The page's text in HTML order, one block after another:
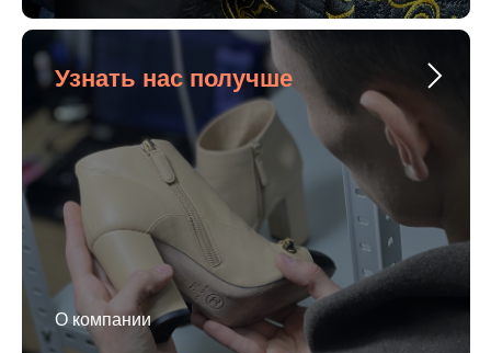
Узнать нас получше
О компании